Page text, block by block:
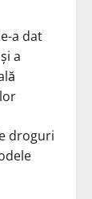
a dat
a
droguri